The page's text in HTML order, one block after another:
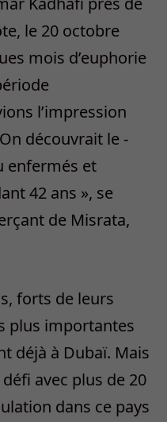
le 20 octobre
mois d’euphorie
l’impression
découvrait le ‐
enfermés et
42 ans », se
de Misrata,
forts de leurs
plus importantes
déjà à Dubaï. Mais
avec plus de 20
dans ce pays